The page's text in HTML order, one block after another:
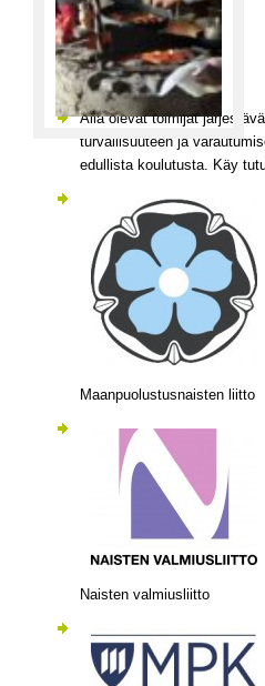
Alla olevat toimijat
turvallisuuteen ja
edullista koulutusta. Käy
Maanpuolustusnaisten liitto
Naisten valmiusliitto